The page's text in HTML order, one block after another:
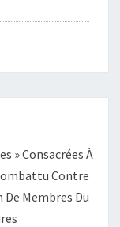
» Consacrées À
Contre
Membres Du